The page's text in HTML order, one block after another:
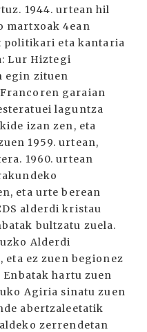
1944. urtean hil
martxoak 4ean
politikari eta kantaria
Lur Hiztegi
egin zituen
garaian
laguntza
izan zen, eta
1959. urtean,
1960. urtean
eta urte berean
alderdi kristau
bultzatu zuela.
Alderdi
eta ez zuen begionez
hartu zuen
Agiria sinatu zuen
abertzaleetatik
zerrendetan